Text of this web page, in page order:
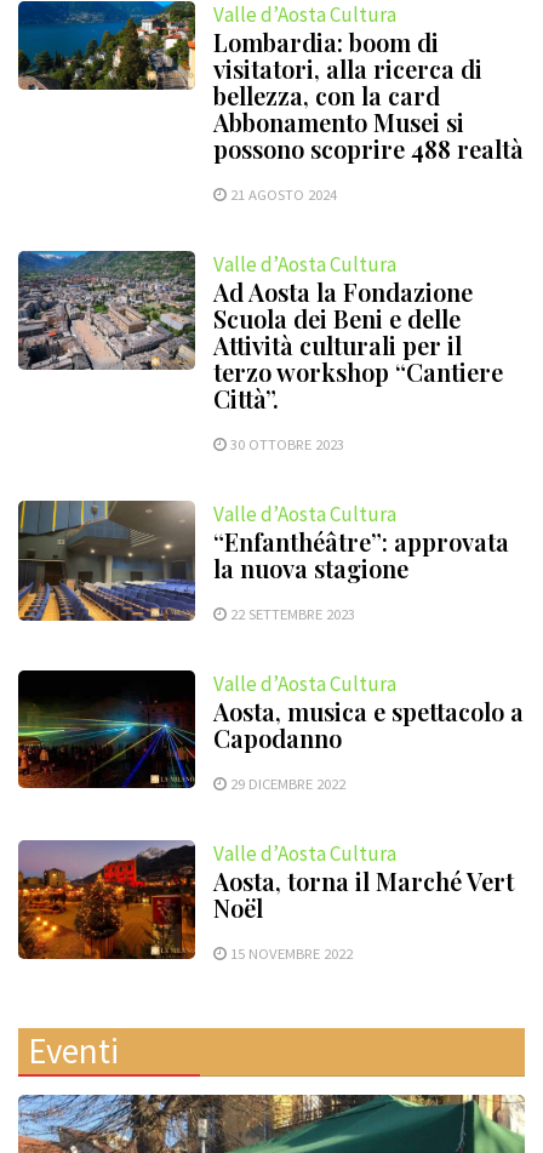
Valle d’Aosta Cultura
Lombardia: boom di
visitatori, alla ricerca di
bellezza, con la card
Abbonamento Musei si
possono scoprire 488 realtà
21 AGOSTO 2024
Valle d’Aosta Cultura
Ad Aosta la Fondazione
Scuola dei Beni e delle
Attività culturali per il
terzo workshop “Cantiere
Città”.
30 OTTOBRE 2023
Valle d’Aosta Cultura
“Enfanthéâtre”: approvata
la nuova stagione
22 SETTEMBRE 2023
Valle d’Aosta Cultura
Aosta, musica e spettacolo a
Capodanno
29 DICEMBRE 2022
Valle d’Aosta Cultura
Aosta, torna il Marché Vert
Noël
15 NOVEMBRE 2022
Eventi